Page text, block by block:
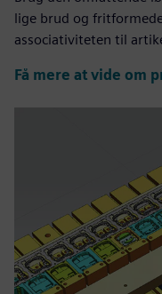
lige brud og
associativiteten til
Få mere at vide om